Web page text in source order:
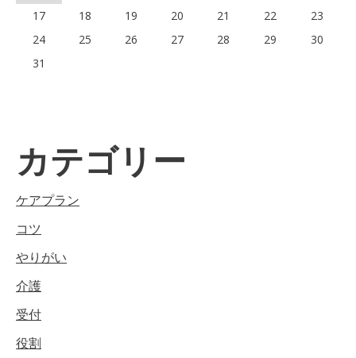
17
18 19 20 21 22
23
24
25 26 27 28 29
30
31
カテゴリー
ケアプラン
コツ
やりがい
介護
受付
役割